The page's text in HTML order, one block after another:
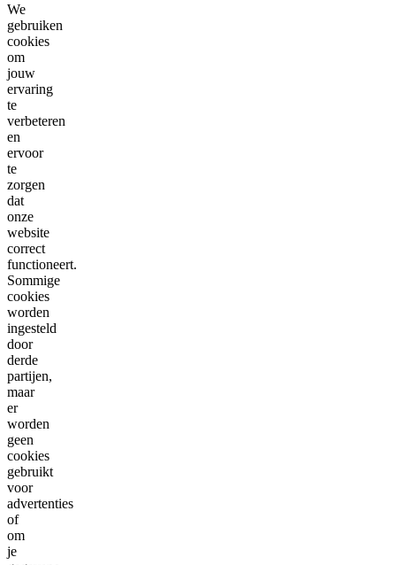
We
gebruiken
cookies
om
jouw
ervaring
te
verbeteren
en
ervoor
te
zorgen
dat
onze
website
correct
functioneert.
Sommige
cookies
worden
ingesteld
door
derde
partijen,
maar
er
worden
geen
cookies
gebruikt
voor
advertenties
of
om
je